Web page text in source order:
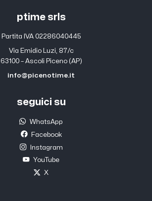
ptime srls
Partita IVA 02286040445
Via Emidio Luzi, 87/c
63100 – Ascoli Piceno (AP)
info@picenotime.it
seguici su
WhatsApp
Facebook
Instagram
YouTube
X